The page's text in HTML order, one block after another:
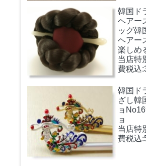
韓国ド
ヘアー
ッグ韓
ヘアー
楽しめ
当店特
費税込
韓国ド
ざし韓
ョ
ョ
当店特
費税込